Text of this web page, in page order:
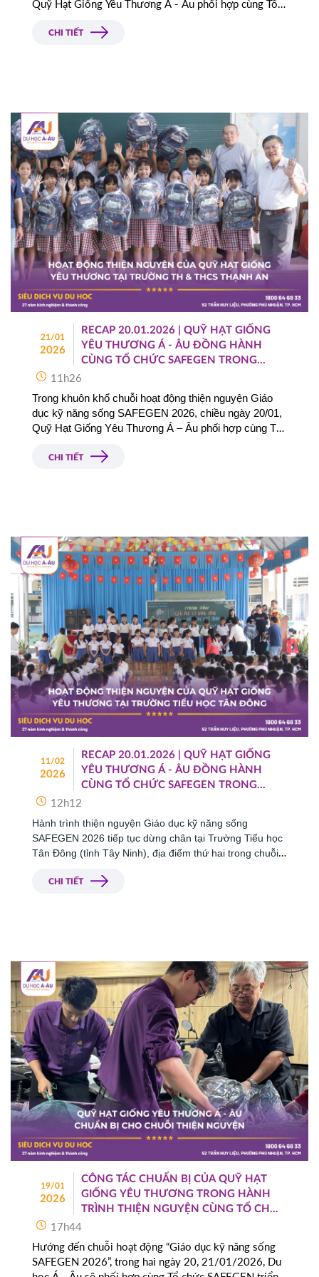
Quỹ Hạt Giống Yêu Thương Á - Âu phối hợp cùng Tổ
Trường Tiểu học Tân Long, tỉnh Long An.
CHI TIẾT
21/01
2026
RECAP 20.01.2026 | QUỸ HẠT GIỐNG
YÊU THƯƠNG Á - ÂU ĐỒNG HÀNH
CÙNG TỔ CHỨC SAFEGEN TRONG
DỤC KỸ NĂNG SỐNG TẠI TRƯỜNG TH
& THCS THẠNH AN – TỈNH LONG AN
11h26
Trong khuôn khổ chuỗi hoạt động thiện nguyện Giáo
dục kỹ năng sống SAFEGEN 2026, chiều ngày 20/01,
Quỹ Hạt Giống Yêu Thương Á – Âu phối hợp cùng Tổ
học Thạnh An, tỉnh Long An. Đây là điểm dừng chân
CHI TIẾT
11/02
2026
RECAP 20.01.2026 | QUỸ HẠT GIỐNG
YÊU THƯƠNG Á - ÂU ĐỒNG HÀNH
CÙNG TỔ CHỨC SAFEGEN TRONG
TRƯỜNG TIỂU HỌC TÂN ĐÔNG
12h12
Hành trình thiện nguyện Giáo dục kỹ năng sống
SAFEGEN 2026 tiếp tục dừng chân tại Trường Tiểu học
Tân Đông (tỉnh Tây Ninh), địa điểm thứ hai trong chuỗi
Á - Âu và Tổ chức SAFEGEN.
CHI TIẾT
19/01
2026
CÔNG TÁC CHUẨN BỊ CỦA QUỸ HẠT
GIỐNG YÊU THƯƠNG TRONG HÀNH
TRÌNH THIỆN NGUYỆN CÙNG TỔ CHỨC
GIÁO DỤC KỸ NĂNG SỐNG THÁNG
1/2026
17h44
Hướng đến chuỗi hoạt động “Giáo dục kỹ năng sống
SAFEGEN 2026”, trong hai ngày 20, 21/01/2026, Du